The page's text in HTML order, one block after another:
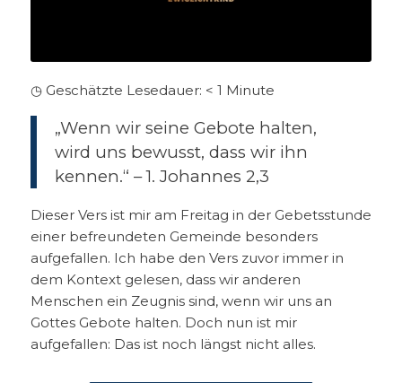
◷ Geschätzte Lesedauer: < 1 Minute
„Wenn wir seine Gebote halten,
wird uns bewusst, dass wir ihn
kennen.“ – 1. Johannes 2,3
Dieser Vers ist mir am Freitag in der Gebetsstunde
einer befreundeten Gemeinde besonders
aufgefallen. Ich habe den Vers zuvor immer in
dem Kontext gelesen, dass wir anderen
Menschen ein Zeugnis sind, wenn wir uns an
Gottes Gebote halten. Doch nun ist mir
aufgefallen: Das ist noch längst nicht alles.